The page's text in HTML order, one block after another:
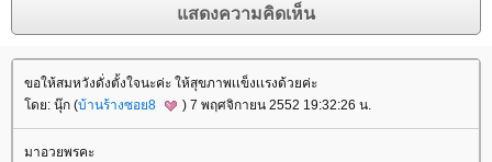
ขอให้สมหวังดั่งตั้งใจนะค่ะ ให้สุขภาพเเข็งเเรงด้วยค่ะ
ดย: นุ๊ก (บ้านร้างซอย8 ) 7 พฤศจิกายน 2552 19:32:26 น.
มาอวยพรคะ